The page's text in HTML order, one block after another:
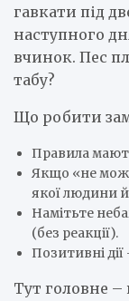
гавкати під
наступного
вчинок. Пес
табу?
Що робити
Правила
Якщо «не
якої людини
Намітьте
(без реакції).
Позитивні дії
Тут головне –